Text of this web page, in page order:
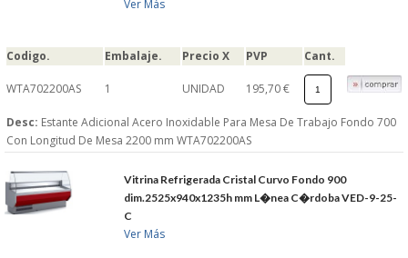
Ver Más
Codigo. Embalaje. Precio X PVP Cant.
WTA702200AS 1 UNIDAD 195,70 €
Desc: Estante Adicional Acero Inoxidable Para Mesa De Trabajo Fondo 700
Con Longitud De Mesa 2200 mm WTA702200AS
Vitrina Refrigerada Cristal Curvo Fondo 900
dim.2525x940x1235h mm L�nea C�rdoba VED-9-25-
C
Ver Más